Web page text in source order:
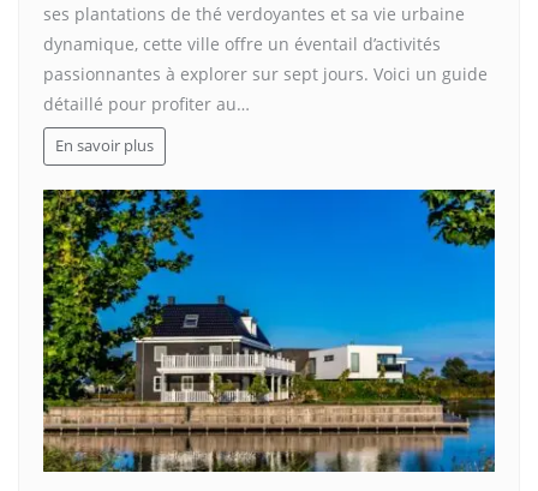
ses plantations de thé verdoyantes et sa vie urbaine
dynamique, cette ville offre un éventail d’activités
passionnantes à explorer sur sept jours. Voici un guide
détaillé pour profiter au…
En savoir plus